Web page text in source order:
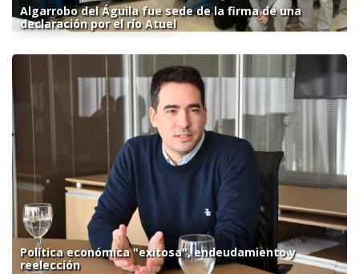
Algarrobo del Águila fue sede de la firma de una
declaración por el río Atuel
Política económica "exitosa", endeudamiento y
reelección